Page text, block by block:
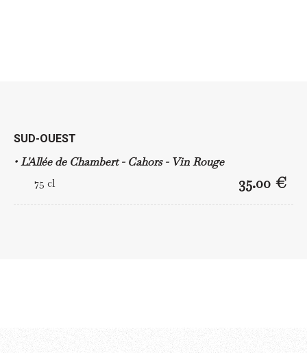
SUD-OUEST
L'Allée de Chambert - Cahors - Vin Rouge
75 cl 35.00 €